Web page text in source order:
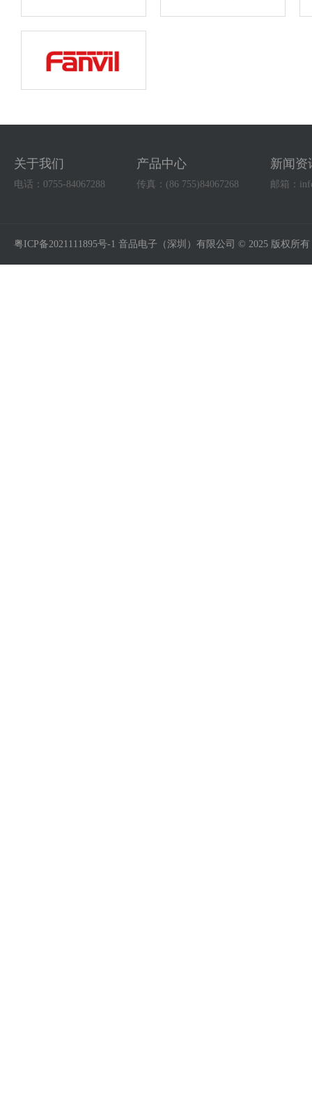
关于我们
电话：0755-84067288
产品中心
传真：(86 755)84067268
新闻资
邮箱：
粤ICP备2021111895号-1 音品电子（深圳）有限公司 © 2025 版权所有